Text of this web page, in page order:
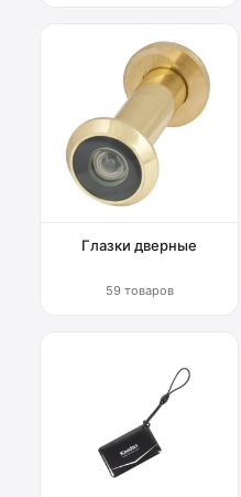
Глазки дверные
59 товаров